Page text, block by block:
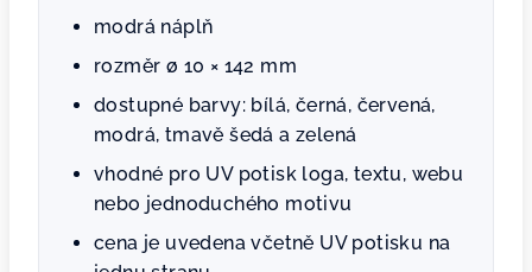
modrá náplň
rozměr ø 10 × 142 mm
dostupné barvy: bílá, černá, červená,
modrá, tmavě šedá a zelená
vhodné pro UV potisk loga, textu, webu
nebo jednoduchého motivu
cena je uvedena včetně UV potisku na